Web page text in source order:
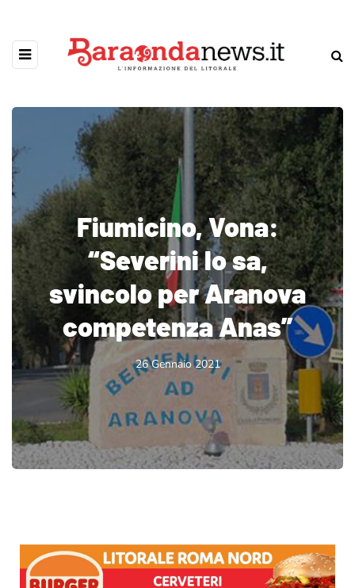
Fiumicino, Vona:
“Severini lo sa,
svincolo per Aranova
competenza Anas”
26 Gennaio 2021